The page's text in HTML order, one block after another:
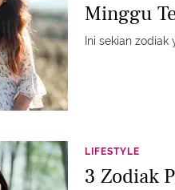
Minggu
Ini sekian
LIFESTYLE
3 Zodiak